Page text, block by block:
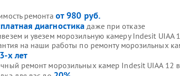
ремонта от 980 руб.
диагностика даже при отказе
и увезем морозильную камеру Indesit UIAA
на наши работы по ремонту морозильных
х лет
ремонт морозильных камер Indesit UIAA 12 в